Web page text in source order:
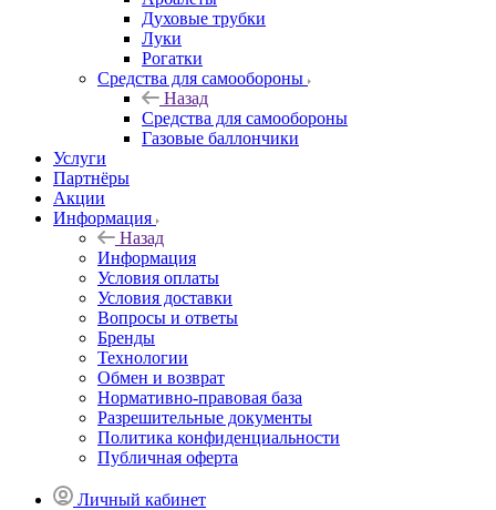
Духовые трубки
Луки
Рогатки
Средства для самообороны
Назад
Средства для самообороны
Газовые баллончики
Услуги
Партнёры
Акции
Информация
Назад
Информация
Условия оплаты
Условия доставки
Вопросы и ответы
Бренды
Технологии
Обмен и возврат
Нормативно-правовая база
Разрешительные документы
Политика конфиденциальности
Публичная оферта
Личный кабинет